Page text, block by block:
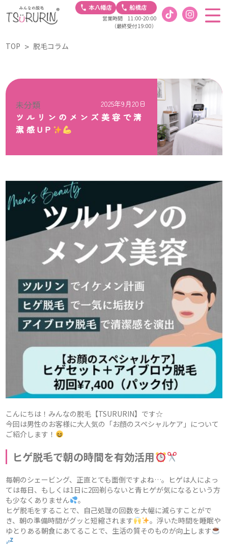
営業時間 11:00-20:00
（最終受付 19:00）
TOP 脱毛コラム
未分類 2025年9月20日
ツルリンのメンズ美容で清
潔感UP
こんにちは！みんなの脱毛【TSURURIN】です☆
今回は男性のお客様に大人気の「お顔のスペシャルケア」について
ご紹介します！
ヒゲ脱毛で朝の時間を有効活用
毎朝のシェービング、正直とても面倒ですよね…。ヒゲは人によっ
ては毎日、もしくは1日に2回剃らないと青ヒゲが気になるという方
も少なくありません
。
ヒゲ脱毛をすることで、自己処理の回数を大幅に減らすことがで
き、朝の準備時間がグッと短縮されます
。浮いた時間を睡眠や
ゆとりある朝食にあてることで、生活の質そのものが向上します